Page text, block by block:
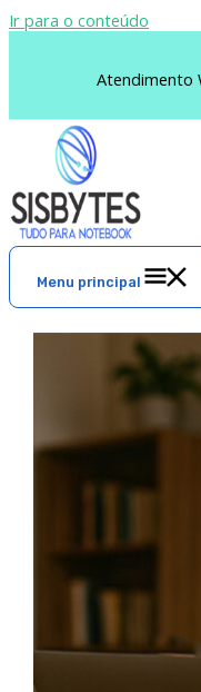
Ir para o conteúdo
Atendimento
Menu principal